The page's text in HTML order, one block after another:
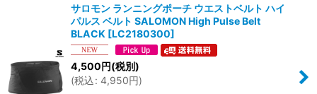
サロモン ランニングポーチ ウエストベルト ハイ
パルス ベルト SALOMON High Pulse Belt
BLACK [LC2180300]
4,500円(税別)
(税込: 4,950円)